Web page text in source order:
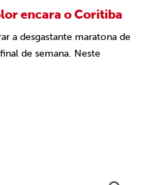
encara o Coritiba
a desgastante maratona de
de semana. Neste